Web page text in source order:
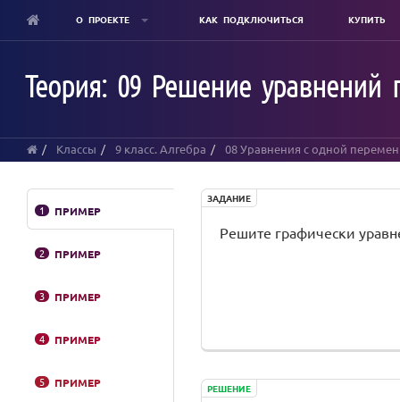
content
О ПРОЕКТЕ КАК ПОДКЛЮЧИТЬСЯ КУПИТЬ
Теория: 09 Решение уравнений
Классы 9 класс. Алгебра 08 Уравнения с одной
1 ПРИМЕР
2 ПРИМЕР
3 ПРИМЕР
4 ПРИМЕР
5 ПРИМЕР
ЗАДАНИЕ
Решите графически
РЕШЕНИЕ